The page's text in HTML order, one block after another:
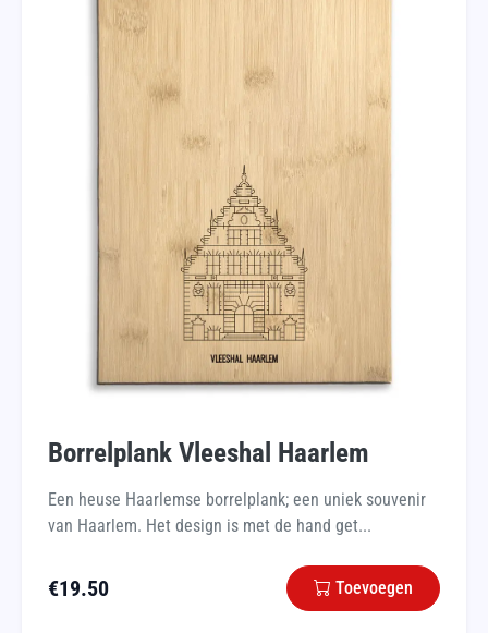
Borrelplank Vleeshal Haarlem
Een heuse Haarlemse borrelplank; een uniek souvenir
van Haarlem. Het design is met de hand get...
€19.50 Toevoegen